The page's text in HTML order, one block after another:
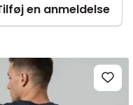
en anmeldelse